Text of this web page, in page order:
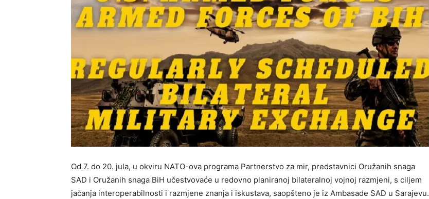
Od 7. do 20. jula, u okviru NATO-ova programa Partnerstvo za mir, predstavnici Oružanih snaga
SAD i Oružanih snaga BiH učestvovaće u redovno planiranoj bilateralnoj vojnoj razmjeni, s ciljem
jačanja interoperabilnosti i razmjene znanja i iskustava, saopšteno je iz Ambasade SAD u Sarajevu.